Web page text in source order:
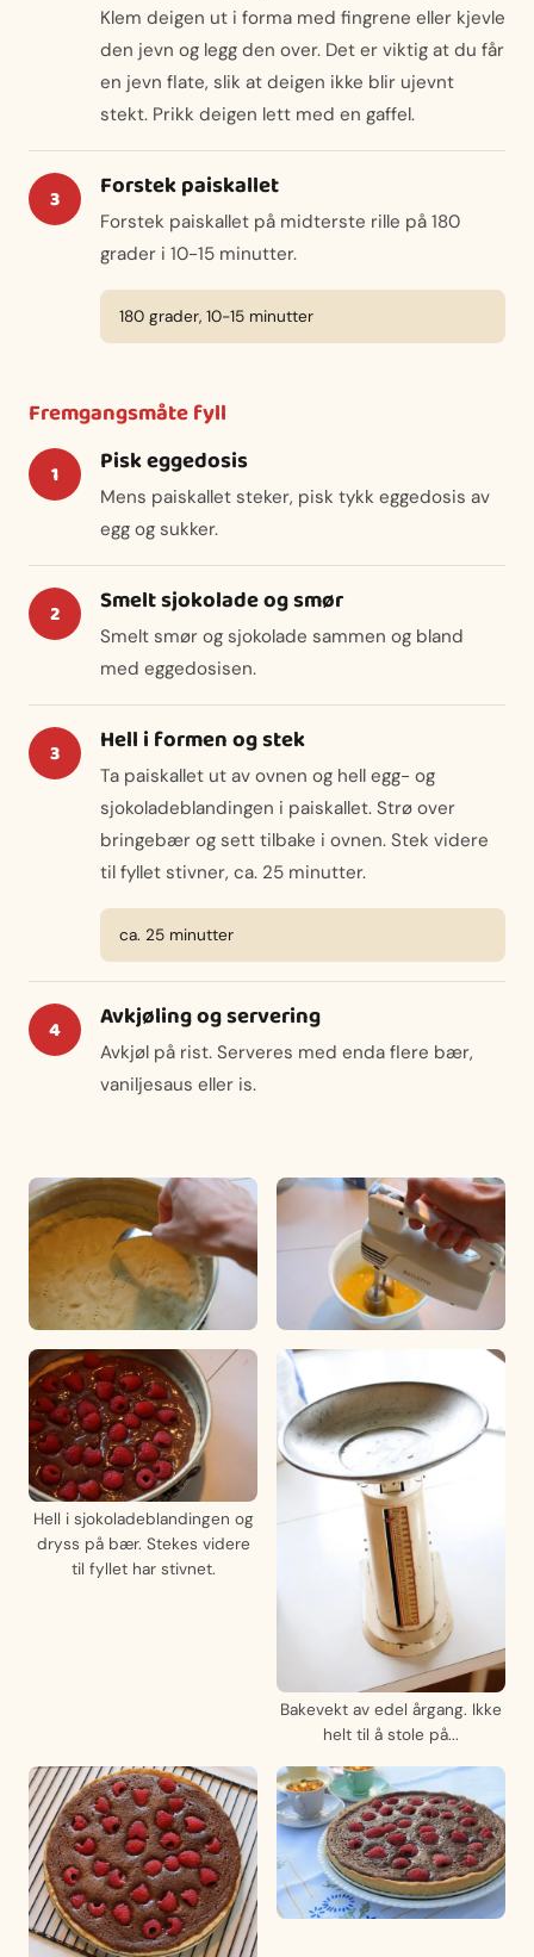
Klem deigen ut i forma med fingrene eller kjevle
den jevn og legg den over. Det er viktig at du får
en jevn flate, slik at deigen ikke blir ujevnt
stekt. Prikk deigen lett med en gaffel.
Forstek paiskallet
Forstek paiskallet på midterste rille på 180
grader i 10-15 minutter.
180 grader, 10-15 minutter
Fremgangsmåte fyll
Pisk eggedosis
Mens paiskallet steker, pisk tykk eggedosis av
egg og sukker.
Smelt sjokolade og smør
Smelt smør og sjokolade sammen og bland
med eggedosisen.
Hell i formen og stek
Ta paiskallet ut av ovnen og hell egg- og
sjokoladeblandingen i paiskallet. Strø over
bringebær og sett tilbake i ovnen. Stek videre
til fyllet stivner, ca. 25 minutter.
ca. 25 minutter
Avkjøling og servering
Avkjøl på rist. Serveres med enda flere bær,
vaniljesaus eller is.
Hell i sjokoladeblandingen og
dryss på bær. Stekes videre
til fyllet har stivnet.
Bakevekt av edel årgang. Ikke
helt til å stole på...